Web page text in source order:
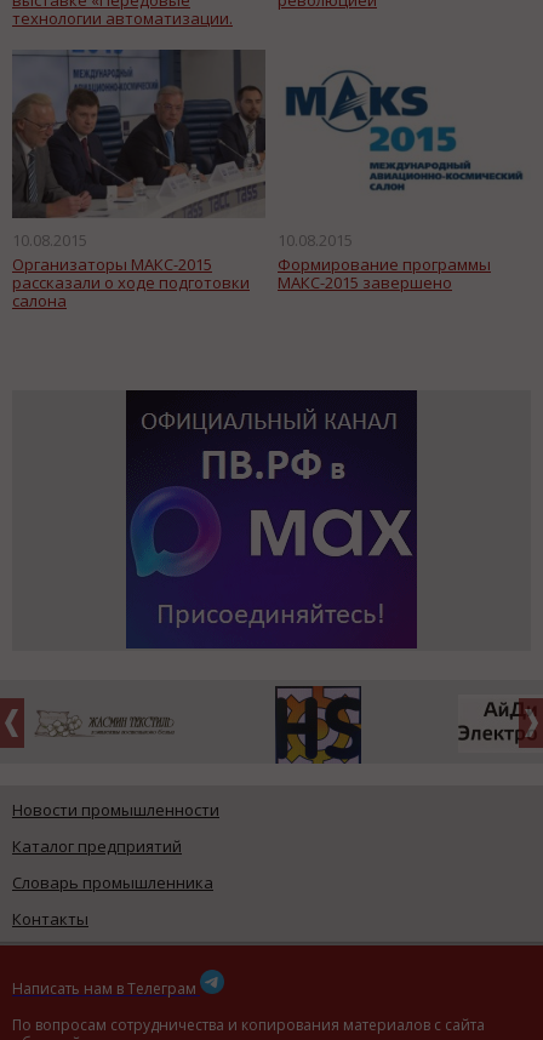
технологии автоматизации.
10.08.2015
Организаторы МАКС-2015
рассказали о ходе подготовки
салона
10.08.2015
Формирование программы
МАКС-2015 завершено
Новости промышленности
Каталог предприятий
Словарь промышленника
Контакты
Написать нам в Телеграм
По вопросам сотрудничества и копирования материалов с сайта